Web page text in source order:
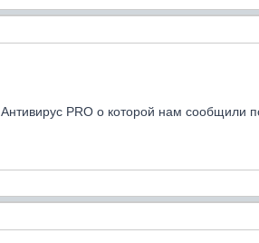
PRO о которой нам сообщили